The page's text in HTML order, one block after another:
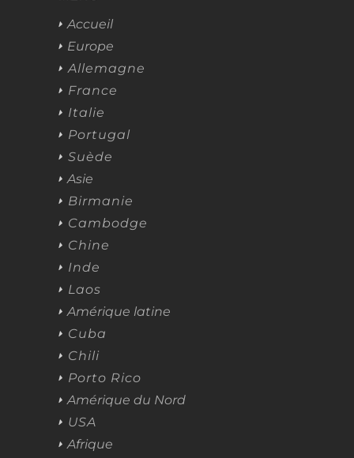
Accueil
Europe
Allemagne
France
Italie
Portugal
Suède
Asie
Birmanie
Cambodge
Chine
Inde
Laos
Amérique latine
Cuba
Chili
Porto Rico
Amérique du Nord
USA
Afrique